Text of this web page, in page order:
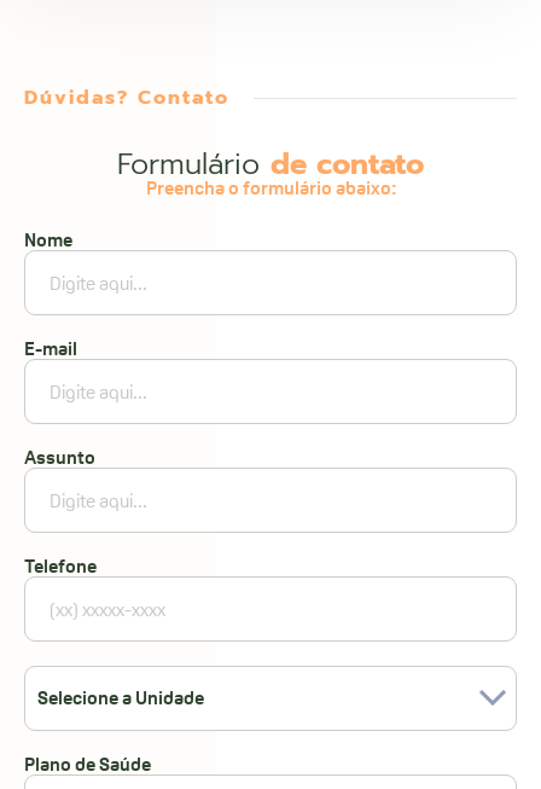
Dúvidas? Contato
Formulário de contato
Preencha o formulário abaixo:
Nome
E-mail
Assunto
Telefone
Selecione a Unidade
Plano de Saúde